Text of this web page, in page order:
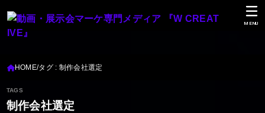
MENU
HOME タグ : 制作会社選定
制作会社選定